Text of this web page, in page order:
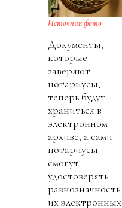
Источник фото
Документы,
которые
заверяют
нотариусы,
теперь будут
храниться в
электронном
архиве, а сами
нотариусы
смогут
удостоверять
равнозначность
их электронных